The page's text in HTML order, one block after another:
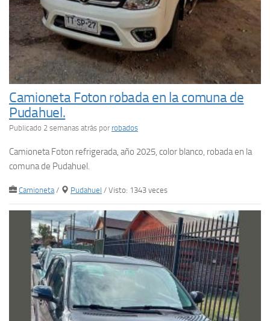
Camioneta Foton robada en la comuna de
Pudahuel.
Publicado 2 semanas atrás por robados
Camioneta Foton refrigerada, año 2025, color blanco, robada en la
comuna de Pudahuel.
Camioneta/ Pudahuel / Visto: 1343 veces